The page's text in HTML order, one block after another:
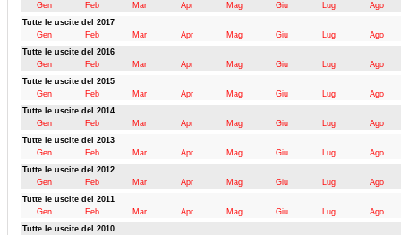
Gen
Feb Mar Apr Mag Giu Lug
Ago
Tutte le uscite del 2017
Gen
Feb Mar Apr Mag Giu Lug
Ago
Tutte le uscite del 2016
Gen
Feb Mar Apr Mag Giu Lug
Ago
Tutte le uscite del 2015
Gen
Feb Mar Apr Mag Giu Lug
Ago
Tutte le uscite del 2014
Gen
Feb Mar Apr Mag Giu Lug
Ago
Tutte le uscite del 2013
Gen
Feb Mar Apr Mag Giu Lug
Ago
Tutte le uscite del 2012
Gen
Feb Mar Apr Mag Giu Lug
Ago
Tutte le uscite del 2011
Gen
Feb Mar Apr Mag Giu Lug
Ago
Tutte le uscite del 2010